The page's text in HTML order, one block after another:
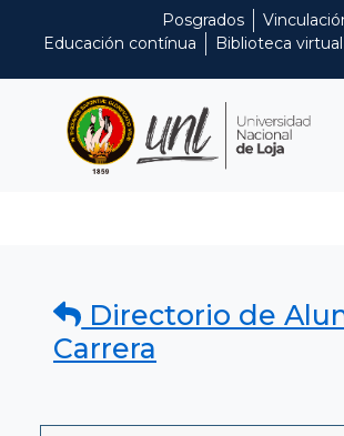
Posgrados
Educación contínua
Biblioteca virtual
Directorio de
Carrera